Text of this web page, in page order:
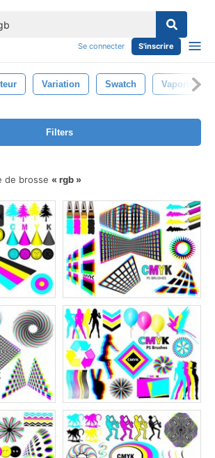
Se connecter S'inscrire
Variation Swatch Vaporisateur
Filters
de brosse
rgb